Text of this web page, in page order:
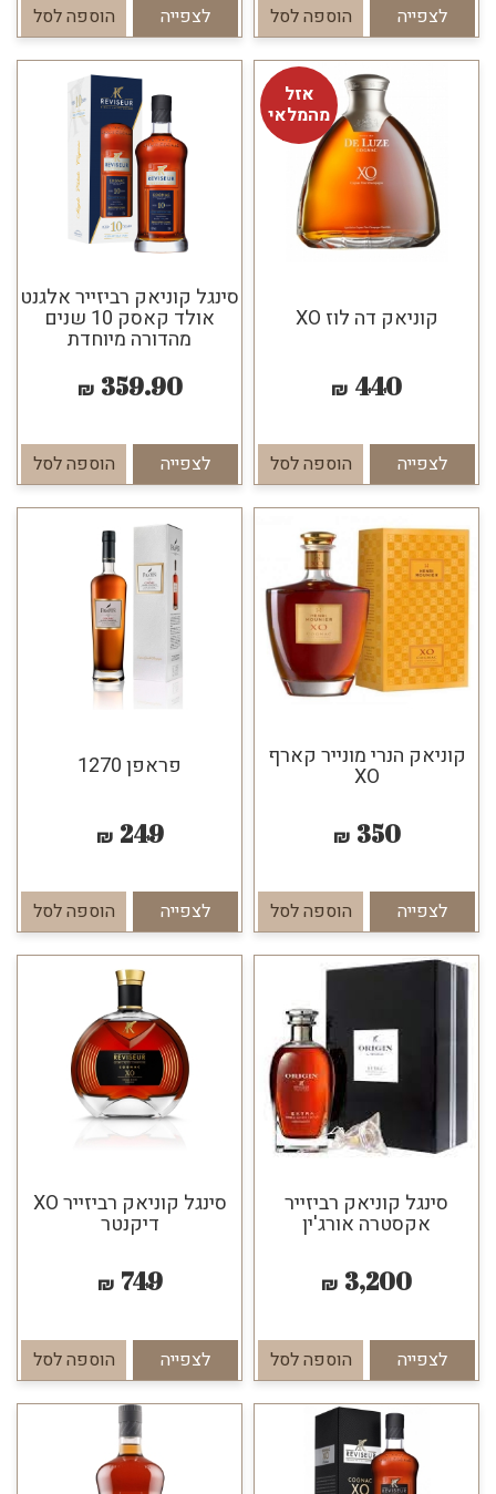
לצפייה הוספה לסל לצפייה הוספה לסל
אזל
מהמלאי
קוניאק דה לוז XO
440
₪
לצפייה הוספה לסל
סינגל קוניאק רביזייר אלגנט
אולד קאסק 10 שנים
מהדורה מיוחדת
359.90
₪
לצפייה הוספה לסל
קוניאק הנרי מונייר קארף
XO
350
₪
לצפייה הוספה לסל
פראפן 1270
249
₪
לצפייה הוספה לסל
סינגל קוניאק רביזייר
אקסטרה אורג'ין
3,200
₪
לצפייה הוספה לסל
סינגל קוניאק רביזייר XO
דיקנטר
749
₪
לצפייה הוספה לסל